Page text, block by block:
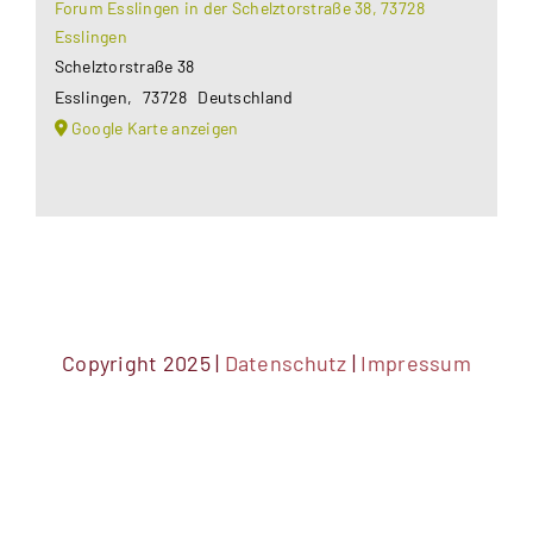
Forum Esslingen in der Schelztorstraße 38, 73728
Esslingen
Schelztorstraße 38
Esslingen, 73728 Deutschland
Google Karte anzeigen
Copyright 2025 | Datenschutz | Impressum